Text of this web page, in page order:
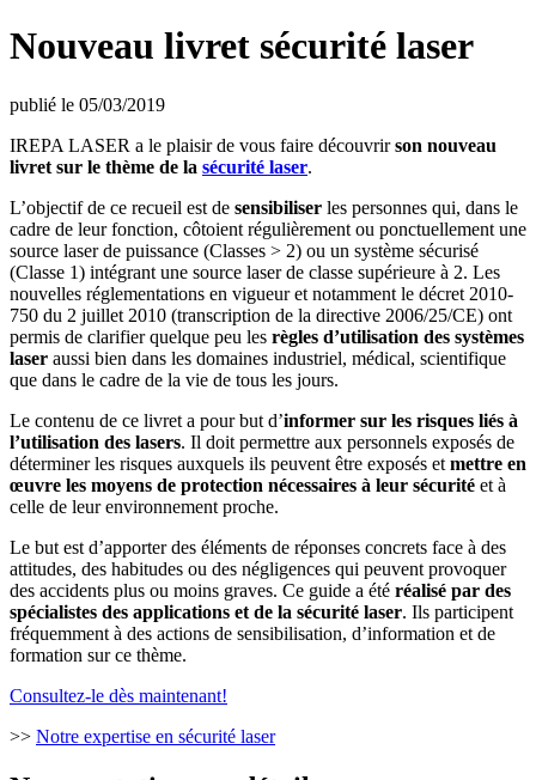
Nouveau livret sécurité laser
publié le 05/03/2019
IREPA LASER a le plaisir de vous faire découvrirson nouveau
livret sur le thème de la sécurité laser.
L’objectif de ce recueil est de sensibiliser les personnes qui, dans le
cadre de leur fonction, côtoient régulièrement ou ponctuellement une
source laser de puissance (Classes > 2) ou un système sécurisé
(Classe 1) intégrant une source laser de classe supérieure à 2. Les
nouvelles réglementations en vigueur et notamment le décret 2010-
750 du 2 juillet 2010 (transcription de la directive 2006/25/CE) ont
permis de clarifier quelque peu les règles d’utilisation des systèmes
laser aussi bien dans les domaines industriel, médical, scientifique
que dans le cadre de la vie de tous les jours.
Le contenu de ce livret a pour but d’informer sur les risques liés à
l’utilisation des lasers. Il doit permettre aux personnels exposés de
déterminer les risques auxquels ils peuvent être exposés et mettre en
œuvre les moyens de protection nécessaires à leur sécurité et à
celle de leur environnement proche.
Le but est d’apporter des éléments de réponses concrets face à des
attitudes, des habitudes ou des négligences qui peuvent provoquer
des accidents plus ou moins graves. Ce guide a été réalisé par des
spécialistes des applications et de la sécurité laser. Ils participent
fréquemment à des actions de sensibilisation, d’information et de
formation sur ce thème.
Consultez-le dès maintenant!
>> Notre expertise en sécurité laser